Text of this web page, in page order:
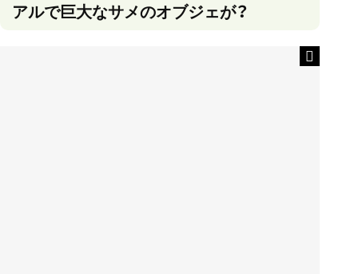
アルで巨大なサメのオブジェが？